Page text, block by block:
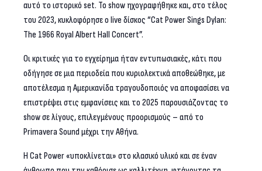
αυτό το ιστορικό set. Το show ηχογραφήθηκε και, στο τέλος
του 2023, κυκλοφόρησε ο live δίσκος “Cat Power Sings Dylan:
The 1966 Royal Albert Hall Concert”.
Οι κριτικές για το εγχείρημα ήταν εντυπωσιακές, κάτι που
οδήγησε σε μια περιοδεία που κυριολεκτικά αποθεώθηκε, με
αποτέλεσμα η Αμερικανίδα τραγουδοποιός να αποφασίσει να
επιστρέψει στις εμφανίσεις και το 2025 παρουσιάζοντας το
show σε λίγους, επιλεγμένους προορισμούς – από το
Primavera Sound μέχρι την Αθήνα.
Η Cat Power «υποκλίνεται» στο κλασικό υλικό και σε έναν